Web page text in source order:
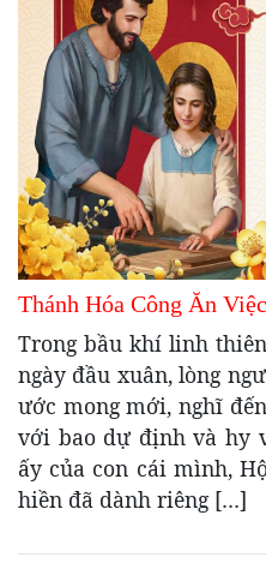
Thánh Hóa Công Ăn
Trong bầu khí linh
ngày đầu xuân, lòng
ước mong mới, nghĩ
với bao dự định và hy
ấy của con cái mình,
hiền đã dành riêng […]